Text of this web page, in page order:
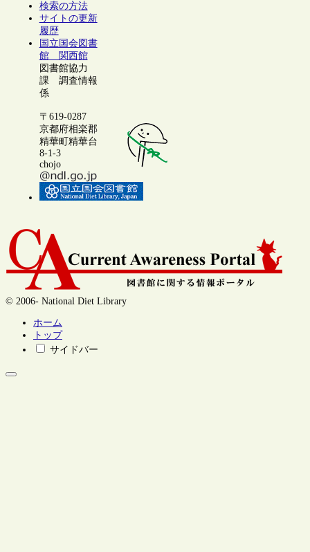
検索の方法
サイトの更新
履歴
国立国会図書
館 関西館
図書館協力
課 調査情報
係
〒619-0287
京都府相楽郡
精華町精華台
8-1-3
chojo
© 2006- National Diet Library
ホーム
トップ
サイドバー